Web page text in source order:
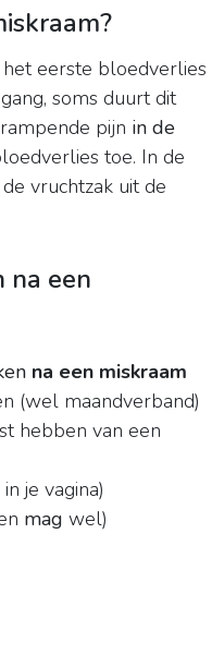
eerste bloedverlies
soms duurt dit
pijn in de
toe. In de
vruchtzak uit de
na een
na een miskraam
(wel maandverband)
hebben van een
je vagina)
mag wel)